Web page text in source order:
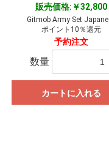
販売価格:￥32,800
Gitmob Army Set
ポイント10％還元
予約注文
数量
カートに入れる